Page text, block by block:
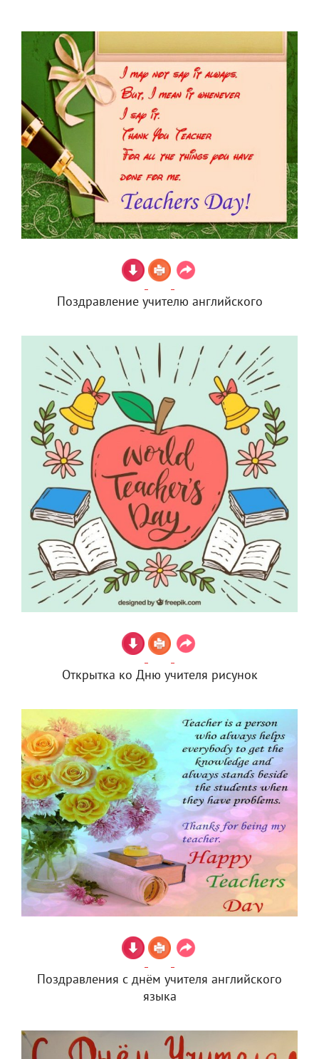
Поздравление учителю английского
Открытка ко Дню учителя рисунок
Поздравления с днём учителя английского
языка